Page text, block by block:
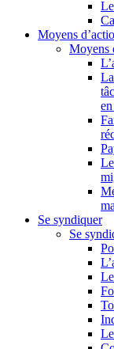
Moyens
Moyens
Se syndiquer
Se